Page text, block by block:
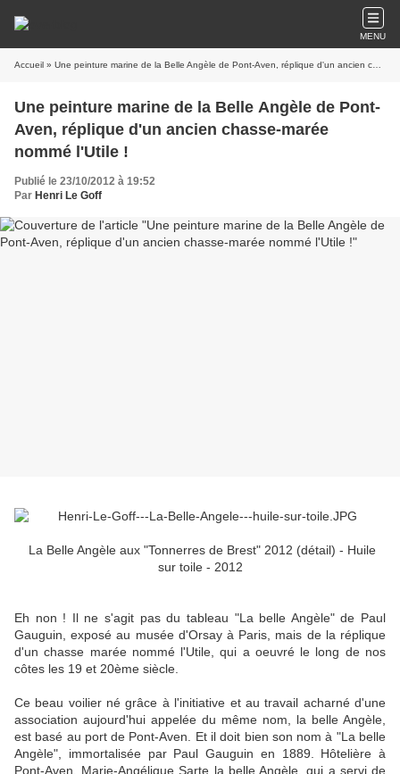
MENU
Accueil » Une peinture marine de la Belle Angèle de Pont-Aven, réplique d'un ancien chasse-marée nommé l'Utile !
Une peinture marine de la Belle Angèle de Pont-
Aven, réplique d'un ancien chasse-marée
nommé l'Utile !
Publié le 23/10/2012 à 19:52
Par Henri Le Goff
La Belle Angèle aux "Tonnerres de Brest" 2012 (détail) - Huile
sur toile - 2012
Eh non ! Il ne s'agit pas du tableau "La belle Angèle" de Paul
Gauguin, exposé au musée d'Orsay à Paris, mais de la réplique
d'un chasse marée nommé l'Utile, qui a oeuvré le long de nos
côtes les 19 et 20ème siècle.
Ce beau voilier né grâce à l'initiative et au travail acharné d'une
association aujourd'hui appelée du même nom, la belle Angèle,
est basé au port de Pont-Aven. Et il doit bien son nom à "La belle
Angèle", immortalisée par Paul Gauguin en 1889. Hôtelière à
Pont-Aven, Marie-Angélique Sarte la belle Angèle, qui a servi de